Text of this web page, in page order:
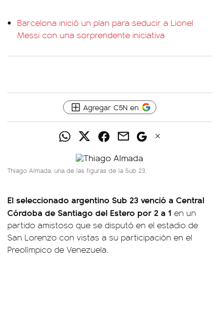
Barcelona inició un plan para seducir a Lionel
Messi con una sorprendente iniciativa
Agregar C5N en
Thiago Almada, una de las figuras de la Sub 23.
El seleccionado argentino Sub 23 venció a Central
Córdoba de Santiago del Estero por 2 a 1 en un
partido amistoso que se disputó en el estadio de
San Lorenzo con vistas a su participación en el
Preolímpico de Venezuela.